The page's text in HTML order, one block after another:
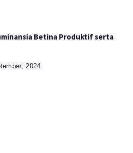
Betina Produktif serta
2024